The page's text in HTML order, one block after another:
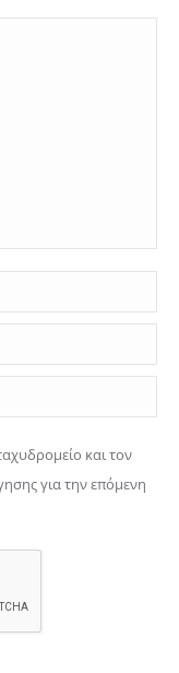
και τον
για την επόμενη